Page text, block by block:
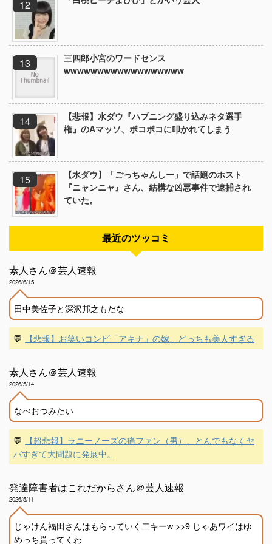
三四郎小宮のワードセンス
wwwwwwwwwwwwwwwwww
【悲報】水ダウ『ハプニング盛り込みネタ選手
権』のAマッソ、ボコボコに叩かれてしまう
【水ダウ】「ごっちゃんしー」で話題のホスト
『ニャンニャ』さん、結構な凶悪事件で逮捕され
ていた。
最近のツッコミ
素人さん＠芸人速報
2026/6/15
田中美佐子と深沢邦之もだな
💬 【悲報】お笑いコンビ「アキナ」の嫁、どっちも美人すぎる
素人さん＠芸人速報
2026/5/14
なべおつみたい
💬
【超悲報】ラニーノーズの痛ファン（男）、とんでもなくヤ
バすぎて大問題に発展中。
発達障害者はこれだからさん＠芸人速報
2026/5/11
じゃけん福田さんはもらっていく二キーw >>9 じゃあワイはゆ
めっち貰ってくわ